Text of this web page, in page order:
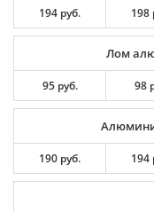
194 руб. 198
Лом
95 руб. 98
190 руб. 194